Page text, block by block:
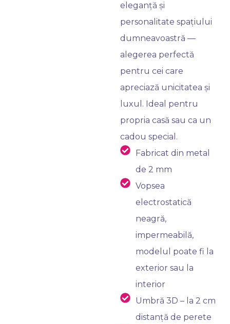
eleganță și
personalitate spațiului
dumneavoastră —
alegerea perfectă
pentru cei care
apreciază unicitatea și
luxul. Ideal pentru
propria casă sau ca un
cadou special.
Fabricat din metal
de 2 mm
Vopsea
electrostatică
neagră,
impermeabilă,
modelul poate fi la
exterior sau la
interior
Umbră 3D – la 2 cm
distanță de perete